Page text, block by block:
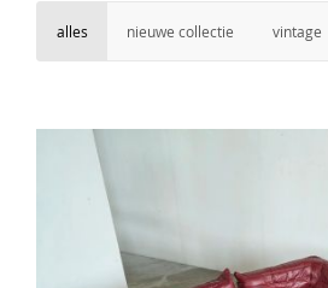
alles nieuwe collectie vintage